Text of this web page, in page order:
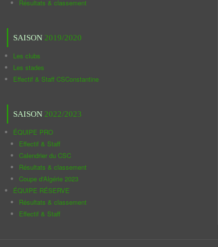
Résultats & classement
SAISON 2019/2020
Les clubs
Les stades
Effectif & Staff CSConstantine
SAISON 2022/2023
ÉQUIPE PRO
Effectif & Staff
Calendrier du CSC
Résultats & classement
Coupe d'Algérie 2023
ÉQUIPE RÉSERVE
Résultats & classement
Effectif & Staff